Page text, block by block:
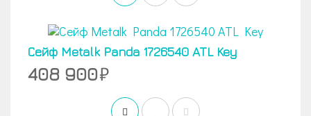
Сейф Metalk Panda 1726540 ATL Key
408 900